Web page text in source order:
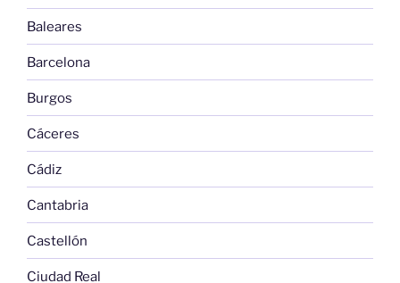
Baleares
Barcelona
Burgos
Cáceres
Cádiz
Cantabria
Castellón
Ciudad Real